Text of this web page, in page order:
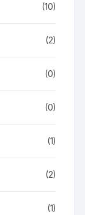
(10)
(2)
(0)
(0)
(1)
(2)
(1)